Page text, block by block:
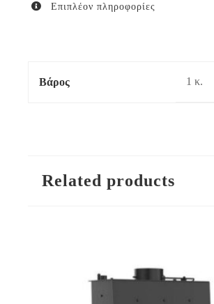
Επιπλέον πληροφορίες
Βάρος 1 κ.
Related products